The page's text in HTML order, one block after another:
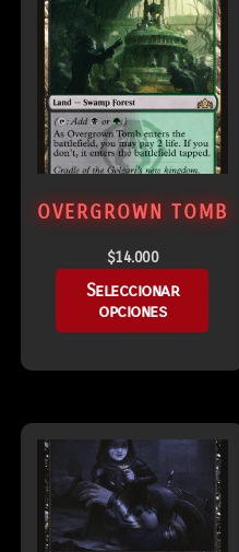
OVERGROWN TOMB
$14.000
Seleccionar
opciones